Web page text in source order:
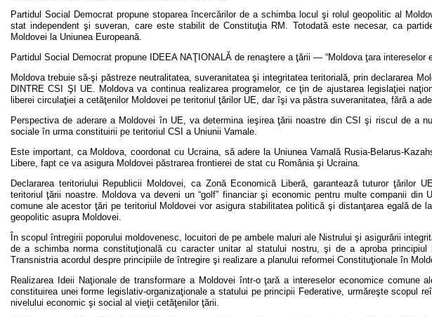
Partidul Social Democrat propune stoparea încercărilor de a schimba locul şi rolul geopolitic al
stat independent şi suveran, care este stabilit de Constituţia RM. Totodată este necesar, ca
Moldovei la Uniunea Europeană.
Partidul Social Democrat propune IDEEA NAŢIONALĂ de renaştere a ţării — “Moldova ţara intereselor
Moldova trebuie să-şi păstreze neutralitatea, suveranitatea şi integritatea teritorială, prin declararea
DINTRE CSI ŞI UE. Moldova va continua realizarea programelor, ce ţin de ajustarea legislaţiei
liberei circulaţiei a cetăţenilor Moldovei pe teritoriul ţărilor UE, dar îşi va păstra suveranitatea, fără a
Perspectiva de aderare a Moldovei în UE, va determina ieşirea ţării noastre din CSI şi riscul de a
sociale în urma constituirii pe teritoriul CSI a Uniunii Vamale.
Este important, ca Moldova, coordonat cu Ucraina, să adere la Uniunea Vamală Rusia-Belarus-
Libere, fapt ce va asigura Moldovei păstrarea frontierei de stat cu România şi Ucraina.
Declararea teritoriului Republicii Moldovei, ca Zonă Economică Liberă, garantează tuturor ţărilor
teritoriul ţării noastre. Moldova va deveni un “golf” financiar şi economic pentru multe companii din
comune ale acestor ţări pe teritoriul Moldovei vor asigura stabilitatea politică şi distanţarea egală de
geopolitic asupra Moldovei.
În scopul întregirii poporului moldovenesc, locuitori de pe ambele maluri ale Nistrului şi asigurării
de a schimba norma constituţională cu caracter unitar al statului nostru, şi de a aproba
Transnistria acordul despre principiile de întregire şi realizare a planului reformei Constituţionale în
Realizarea Ideii Naţionale de transformare a Moldovei într-o ţară a intereselor economice comune
constituirea unei forme legislativ-organizaţionale a statului pe principii Federative, urmăreşte scopul
nivelului economic şi social al vieţii cetăţenilor ţării.